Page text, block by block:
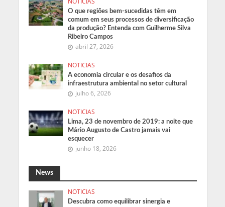
O que regiões bem-sucedidas têm em
comum em seus processos de diversificação
da produção? Entenda com Guilherme Silva
Ribeiro Campos
abril 27, 2026
NOTICIAS
A economia circular e os desafios da
infraestrutura ambiental no setor cultural
julho 6, 2026
NOTICIAS
Lima, 23 de novembro de 2019: a noite que
Mário Augusto de Castro jamais vai
esquecer
junho 18, 2026
News
NOTICIAS
Descubra como equilibrar sinergia e